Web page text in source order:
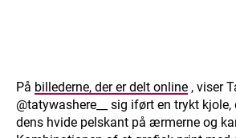
På billederne, der er delt online , viser
@tatywashere__ sig iført en trykt
dens hvide pelskant på ærmerne og